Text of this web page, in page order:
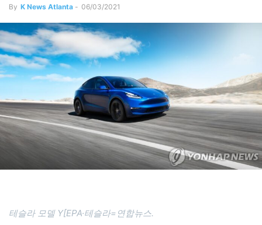
By K News Atlanta - 06/03/2021
테슬라 모델 Y[EPA·테슬라=연합뉴스.